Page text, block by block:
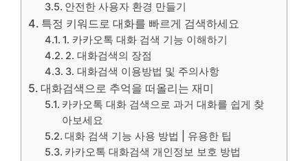
안전한 사용자 환경 만들기
특정 키워드로 대화를 빠르게 검색하세요
1. 카카오톡 대화 검색 기능 이해하기
2. 대화검색의 장점
3. 대화검색 이용방법 및 주의사항
대화검색으로 추억을 떠올리는 재미
카카오톡 대화 검색으로 과거 대화를 쉽게 찾
아보세요
대화 검색 기능 사용 방법 | 유용한 팁
카카오톡 대화검색 개인정보 보호 방법